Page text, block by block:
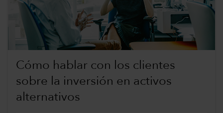
Cómo hablar con los clientes
sobre la inversión en activos
alternativos